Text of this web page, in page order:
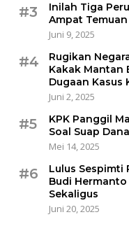
#3
Inilah Tiga
Ampat
Juni 9, 2025
#4
Rugikan
Kakak Mantan
Dugaan Kasus
Juni 2, 2025
#5
KPK Panggil
Soal Suap
Mei 14, 2025
#6
Lulus Sespimti
Budi
Sekaligus
Juni 20, 2025